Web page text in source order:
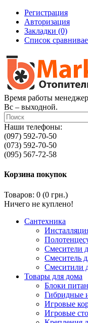
Регистрация
Авторизация
Закладки (0)
Список
Время работы
Вс – выходной.
Наши телефоны:
(097) 592-70-50
(073) 592-70-50
(095) 567-72-58
Корзина покупок
Товаров: 0 (0 грн.)
Ничего не куплено!
Сантехника
Смесители
Смеситель
Смеситили
Товары для дома
Блоки
Гибридные
Игровые
Игровые